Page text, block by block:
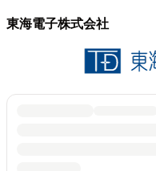
東海電子株式会社